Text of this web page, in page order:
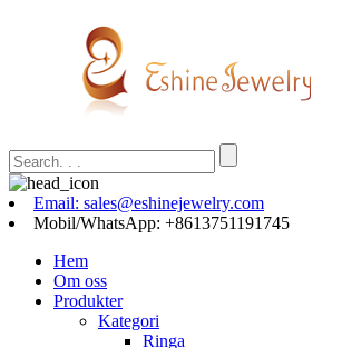
Email: sales@eshinejewelry.com
Mobil/WhatsApp: +8613751191745
Hem
Om oss
Produkter
Kategori
Ringa